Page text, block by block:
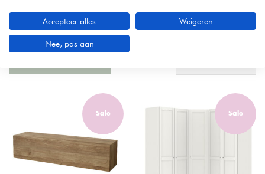
Ontdek de veelzijdige en duurzame kasten
van Furnea
(856 artikelen)
Sale Sale
Accepteer alles Weigeren
Nee, pas aan